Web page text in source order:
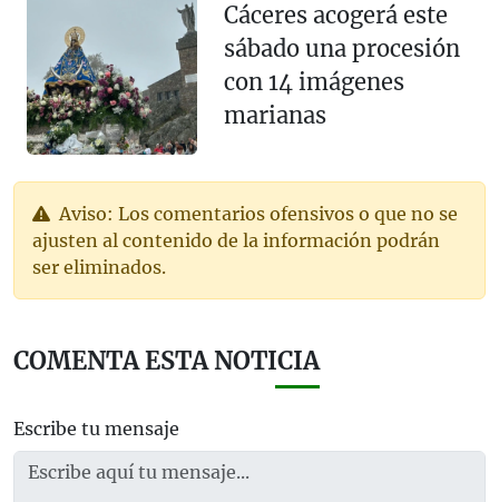
Cáceres acogerá este
sábado una procesión
con 14 imágenes
marianas
Aviso: Los comentarios ofensivos o que no se
ajusten al contenido de la información podrán
ser eliminados.
COMENTA ESTA NOTICIA
Escribe tu mensaje